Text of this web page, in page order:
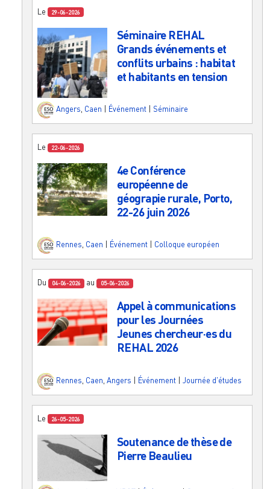
Le 29-06-2026
Séminaire REHAL
Grands événements et
conflits urbains : habitat
et habitants en tension
Angers Caen Événement Séminaire
Le 22-06-2026
4e Conférence
européenne de
géograpie rurale, Porto,
22-26 juin 2026
Rennes, Caen Événement Colloque européen
Du 04-06-2026 au 05-06-2026
Appel à communications
pour les Journées
Jeunes chercheur·es du
REHAL 2026
Rennes Caen Angers Événement Journée d'études
Le 26-05-2026
Soutenance de thèse de
Pierre Beaulieu